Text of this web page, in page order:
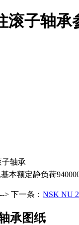
滚子轴承
轴承
本额定静负荷
> 下一条： NSK NU
承图纸